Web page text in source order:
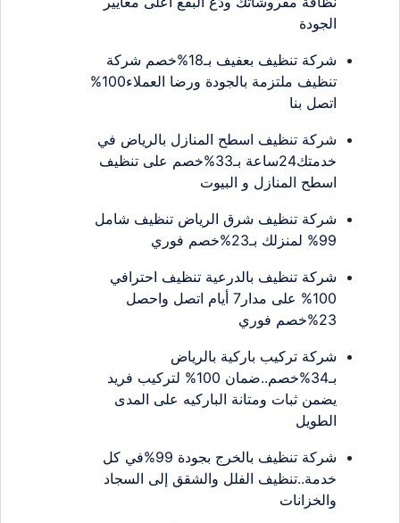
الجودة
شركة تنظيف بعفيف بـ18%خصم شركة
تنظيف ملتزمة بالجودة ورضا العملاء100%
اتصل بنا
شركة تنظيف اسطح المنازل بالرياض في
خدمتك24ساعة بـ33%خصم على تنظيف
اسطح المنازل و البيوت
شركة تنظيف شرق الرياض تنظيف شامل
99% لمنزلك بـ23%خصم فوري
شركة تنظيف بالدرعية تنظيف احترافي
100% على مدار7 أيام اتصل واحصل
23%خصم فوري
شركة تركيب باركية بالرياض
بـ34%خصم..ضمان 100% لتركيب فريد
يضمن ثبات ومتانة الباركيه على المدى
الطويل
شركة تنظيف بالخرج بجودة 99%في كل
خدمة..تنظيف الفلل والشقق إلى السجاد
والخزانات